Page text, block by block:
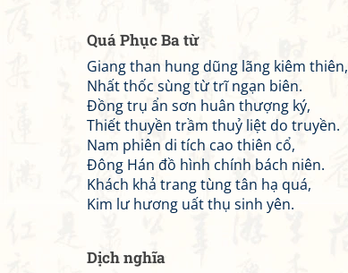
Quá Phục Ba từ
Giang than hung dũng lãng kiêm thiên,
Nhất thốc sùng từ trĩ ngạn biên.
Đồng trụ ẩn sơn huân thượng ký,
Thiết thuyền trầm thuỷ liệt do truyền.
Nam phiên di tích cao thiên cổ,
Đông Hán đồ hình chính bách niên.
Khách khả trang tùng tân hạ quá,
Kim lư hương uất thụ sinh yên.
Dịch nghĩa